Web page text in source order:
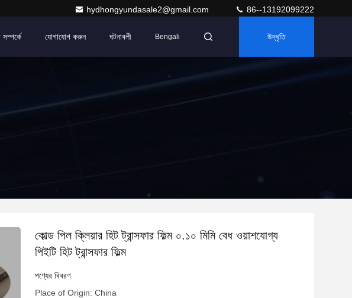
hydhongyundasale2@gmail.com 86--13192099222
যোগাযোগ করুন ঘটনাবলী Bengali উদ্ধৃতি
কোল্ড পিল ক্লিয়ার হিট ট্রান্সফার ফিল্ম ০.১০ মিমি বেধ ওয়াশযোগ্য
পিইটি হিট ট্রান্সফার ফিল্ম
পণ্যের বিবরণ
Place of Origin: China